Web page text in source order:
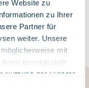
Website zu
zu Ihrer
Partner für
weiter. Unsere
mit
bereitgestellt
Nutzung der Dienste
et USB.